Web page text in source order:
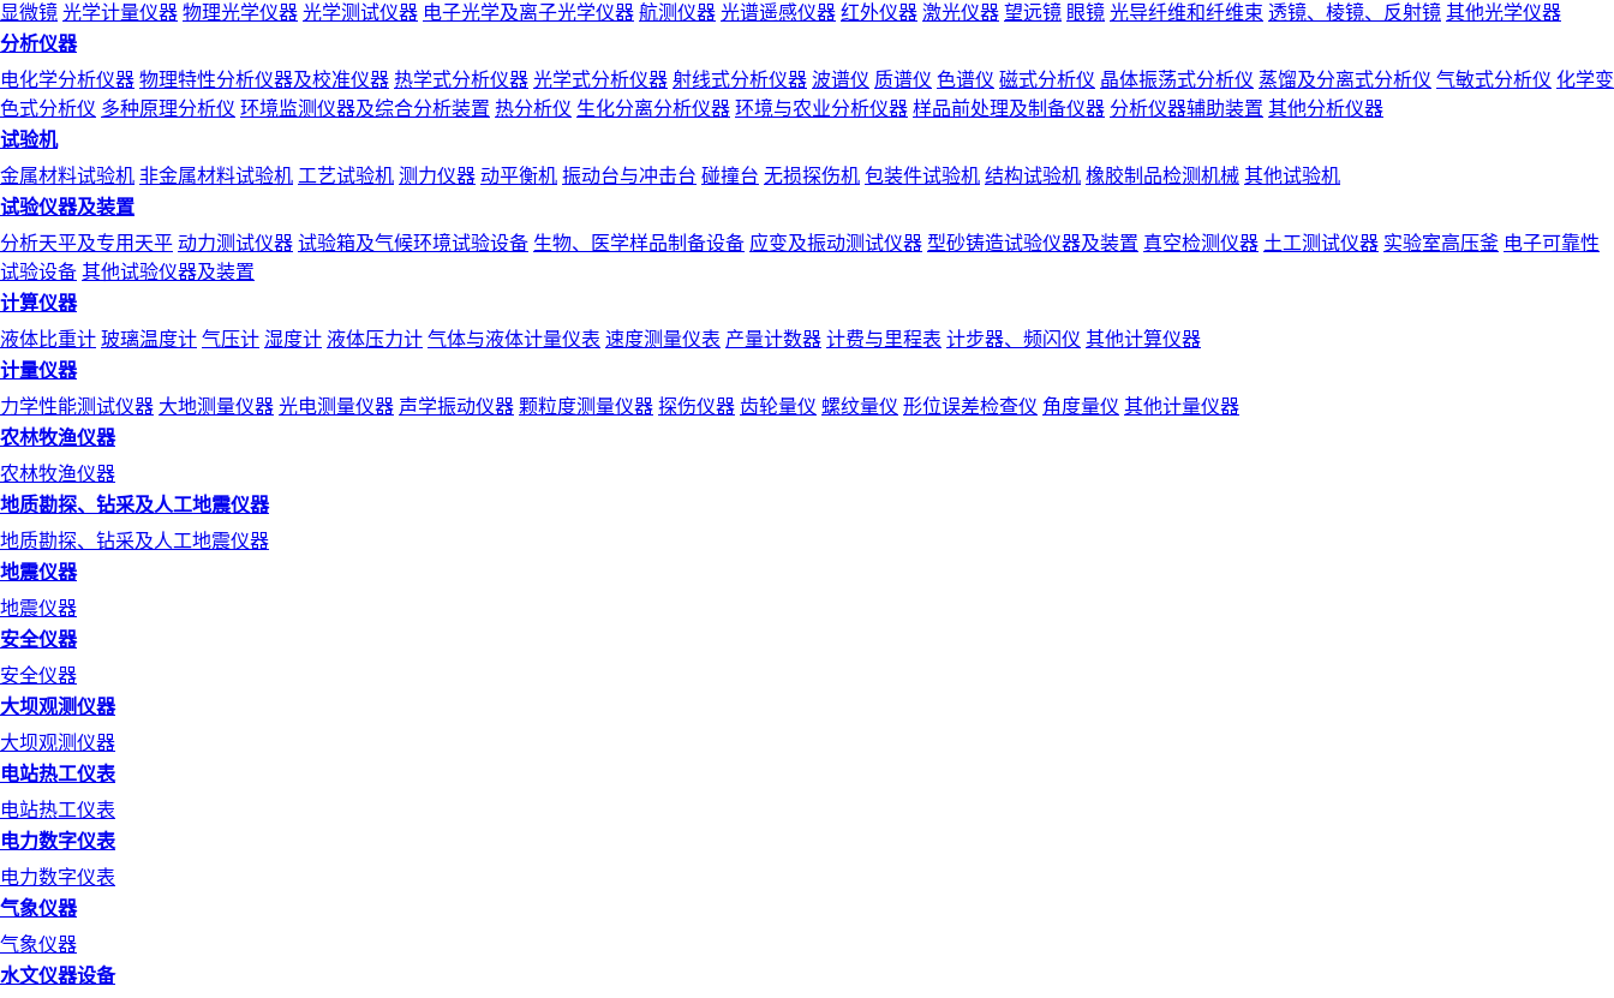
显微镜 光学计量仪器 物理光学仪器 光学测试仪器 电子光学及离子光学仪器 航测仪器 光谱遥感仪器 红外仪器 激光仪器 望远镜 眼镜 光导纤维和纤维束 透镜、棱镜、反射镜 其他光学仪器
分析仪器
电化学分析仪器 物理特性分析仪器及校准仪器 热学式分析仪器 光学式分析仪器 射线式分析仪器 波谱仪 质谱仪 色谱仪 磁式分析仪 晶体振荡式分析仪 蒸馏及分离式分析仪 气敏式分析仪 化学变
色式分析仪 多种原理分析仪 环境监测仪器及综合分析装置 热分析仪 生化分离分析仪器 环境与农业分析仪器 样品前处理及制备仪器 分析仪器辅助装置 其他分析仪器
试验机
金属材料试验机 非金属材料试验机 工艺试验机 测力仪器 动平衡机 振动台与冲击台 碰撞台 无损探伤机 包装件试验机 结构试验机 橡胶制品检测机械 其他试验机
试验仪器及装置
分析天平及专用天平 动力测试仪器 试验箱及气候环境试验设备 生物、医学样品制备设备 应变及振动测试仪器 型砂铸造试验仪器及装置 真空检测仪器 土工测试仪器 实验室高压釜 电子可靠性
试验设备 其他试验仪器及装置
计算仪器
液体比重计 玻璃温度计 气压计 湿度计 液体压力计 气体与液体计量仪表 速度测量仪表 产量计数器 计费与里程表 计步器、频闪仪 其他计算仪器
计量仪器
力学性能测试仪器 大地测量仪器 光电测量仪器 声学振动仪器 颗粒度测量仪器 探伤仪器 齿轮量仪 螺纹量仪 形位误差检查仪 角度量仪 其他计量仪器
农林牧渔仪器
农林牧渔仪器
地质勘探、钻采及人工地震仪器
地质勘探、钻采及人工地震仪器
地震仪器
地震仪器
安全仪器
安全仪器
大坝观测仪器
大坝观测仪器
电站热工仪表
电站热工仪表
电力数字仪表
电力数字仪表
气象仪器
气象仪器
水文仪器设备